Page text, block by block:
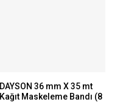
DAYSON 36 mm X 35 mt
Kağıt Maskeleme Bandı (8